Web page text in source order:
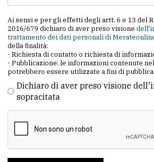
Ai sensi e per gli effetti degli artt. 6 e 13 del
2016/679 dichiaro di aver preso visione
trattamento dei dati personali di
della finalità:
- Richiesta di contatto o richiesta di
- Pubblicazione: le informazioni contenute
potrebbero essere utilizzate a fini di
Dichiaro di aver preso visione
sopracitata